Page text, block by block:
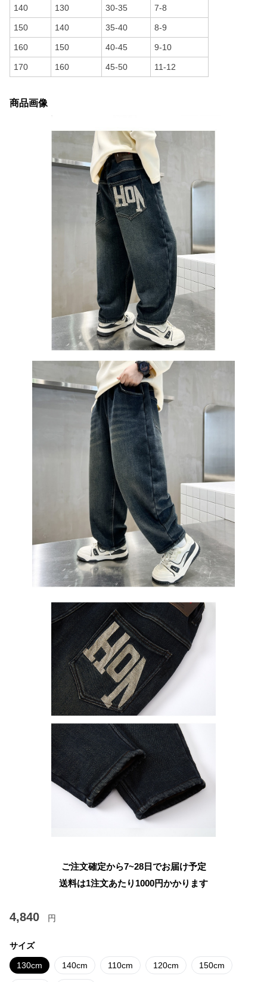
140 130 30-35 7-8
150 140 35-40 8-9
160 150 40-45 9-10
170 160 45-50 11-12
商品画像
ご注文確定から7~28日でお届け予定
送料は1注文あたり 1000円かかります
4,840 円
サイズ
130cm 140cm 110cm 120cm 150cm